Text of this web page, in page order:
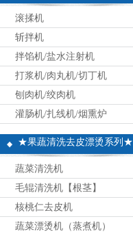
滚揉机
斩拌机
拌馅机/盐水注射机
打浆机/肉丸机/切丁机
刨肉机/绞肉机
灌肠机/扎线机/烟熏炉
★果蔬清洗去皮漂烫系列★
蔬菜清洗机
毛辊清洗机【根茎】
核桃仁去皮机
蔬菜漂烫机（蒸煮机）